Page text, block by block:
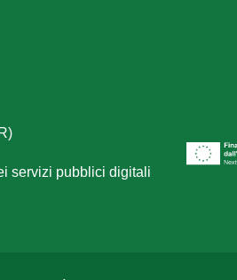
servizi pubblici digitali